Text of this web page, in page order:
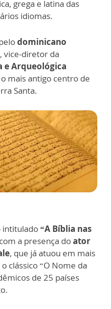
grega e latina das
idiomas.
dominicano
, vice-diretor da
e Arqueológica
o mais antigo centro de
Santa.
intitulado“A Bíblia nas
a presença doator
, que já atuou em mais
clássico “O Nome da
de 25 países